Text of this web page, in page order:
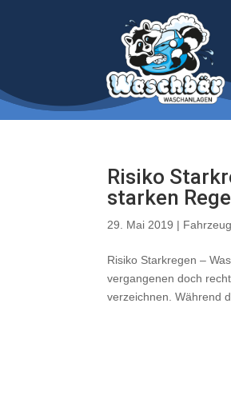
Risiko
starken
29. Mai 2019 |
Risiko Starkregen –
vergangenen doch
verzeichnen. Während